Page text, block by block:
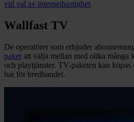
vid val av internethastighet.
Wallfast TV
De operatörer som erbjuder
paket att välja mellan med olika många
och playtjänster. TV-paketen kan
har för bredbandet.